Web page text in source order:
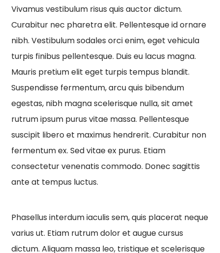
Vivamus vestibulum risus quis auctor dictum.
Curabitur nec pharetra elit. Pellentesque id ornare
nibh. Vestibulum sodales orci enim, eget vehicula
turpis finibus pellentesque. Duis eu lacus magna.
Mauris pretium elit eget turpis tempus blandit.
Suspendisse fermentum, arcu quis bibendum
egestas, nibh magna scelerisque nulla, sit amet
rutrum ipsum purus vitae massa. Pellentesque
suscipit libero et maximus hendrerit. Curabitur non
fermentum ex. Sed vitae ex purus. Etiam
consectetur venenatis commodo. Donec sagittis
ante at tempus luctus.
Phasellus interdum iaculis sem, quis placerat neque
varius ut. Etiam rutrum dolor et augue cursus
dictum. Aliquam massa leo, tristique et scelerisque